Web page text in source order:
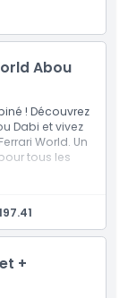
dans les
les 6 jours
Abou
! Découvrez
Dabi et vivez
World. Un
tous les
Dabi et
et
+